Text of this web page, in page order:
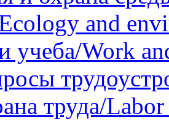
and
учеба/Work
труда/Labor